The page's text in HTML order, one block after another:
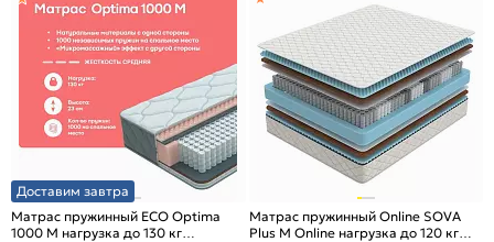
Доставим завтра
Матрас пружинный ECO Optima
1000 M нагрузка до 130 кг
Матрас пружинный Online SOVA
Plus M Online нагрузка до 120 кг